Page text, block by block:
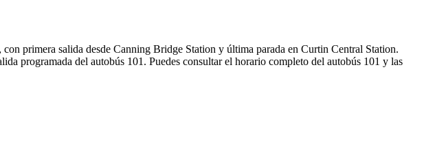
primera salida desde Canning Bridge Station y última parada en Curtin Central Station.
programada del autobús 101. Puedes consultar el horario completo del autobús 101 y las